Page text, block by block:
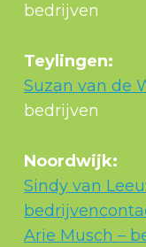
bedrijven
Teylingen:
Suzan van de
bedrijven
Noordwijk:
Sindy van
Arie Musch –